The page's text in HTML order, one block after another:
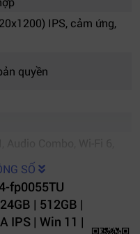
IPS, cảm ứng,
quyền
HP Fast Charge
HP Việt Nam
SỐ
fp0055TU
| 512GB |
IPS | Win 11 |